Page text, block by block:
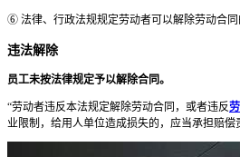
⑥ 法律、行政法规规定劳动者可以解除劳动合同
违法解除
员工未按法律规定予以解除合同。
“劳动者违反本法规定解除劳动合同，或者违反
业限制，给用人单位造成损失的，应当承担赔偿